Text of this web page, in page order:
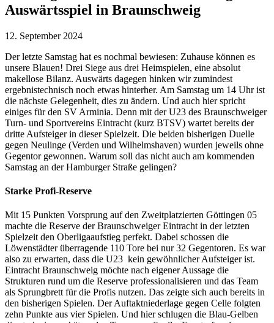
Auswärtsspiel in Braunschweig
12. September 2024
Der letzte Samstag hat es nochmal bewiesen: Zuhause können es
unsere Blauen! Drei Siege aus drei Heimspielen, eine absolut
makellose Bilanz. Auswärts dagegen hinken wir zumindest
ergebnistechnisch noch etwas hinterher. Am Samstag um 14 Uhr ist
die nächste Gelegenheit, dies zu ändern. Und auch hier spricht
einiges für den SV Arminia. Denn mit der U23 des Braunschweiger
Turn- und Sportvereins Eintracht (kurz BTSV) wartet bereits der
dritte Aufsteiger in dieser Spielzeit. Die beiden bisherigen Duelle
gegen Neulinge (Verden und Wilhelmshaven) wurden jeweils ohne
Gegentor gewonnen. Warum soll das nicht auch am kommenden
Samstag an der Hamburger Straße gelingen?
Starke Profi-Reserve
Mit 15 Punkten Vorsprung auf den Zweitplatzierten Göttingen 05
machte die Reserve der Braunschweiger Eintracht in der letzten
Spielzeit den Oberligaaufstieg perfekt. Dabei schossen die
Löwenstädter überragende 110 Tore bei nur 32 Gegentoren. Es war
also zu erwarten, dass die U23 kein gewöhnlicher Aufsteiger ist.
Eintracht Braunschweig möchte nach eigener Aussage die
Strukturen rund um die Reserve professionalisieren und das Team
als Sprungbrett für die Profis nutzen. Das zeigte sich auch bereits in
den bisherigen Spielen. Der Auftaktniederlage gegen Celle folgten
zehn Punkte aus vier Spielen. Und hier schlugen die Blau-Gelben